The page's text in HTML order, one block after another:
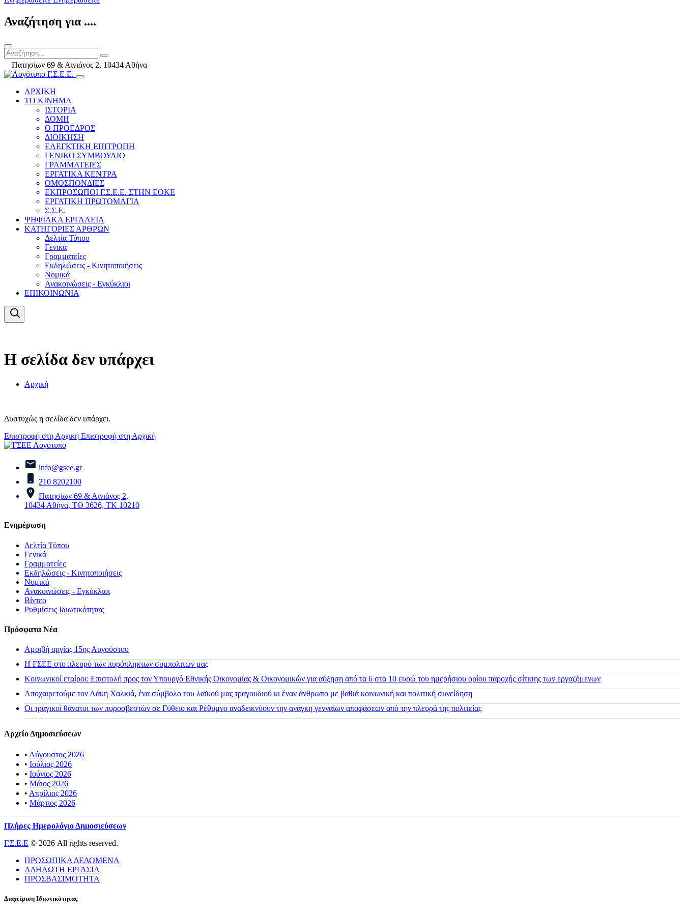
Αναζήτηση για ....
Πατησίων 69 & Αινιάνος 2, 10434 Αθήνα
ΑΡΧΙΚΗ
ΤΟ ΚΙΝΗΜΑ
ΙΣΤΟΡΙΑ
ΔΟΜΗ
Ο ΠΡΟΕΔΡΟΣ
ΔΙΟΙΚΗΣΗ
ΕΛΕΓΚΤΙΚΗ ΕΠΙΤΡΟΠΗ
ΓΕΝΙΚΟ ΣΥΜΒΟΥΛΙΟ
ΓΡΑΜΜΑΤΕΙΕΣ
ΕΡΓΑΤΙΚΑ ΚΕΝΤΡΑ
ΟΜΟΣΠΟΝΔΙΕΣ
ΕΚΠΡΟΣΩΠΟΙ Γ.Σ.Ε.Ε. ΣΤΗΝ ΕΟΚΕ
ΕΡΓΑΤΙΚΗ ΠΡΩΤΟΜΑΓΙΑ
Σ.Σ.Ε.
ΨΗΦΙΑΚΑ ΕΡΓΑΛΕΙΑ
ΚΑΤΗΓΟΡΙΕΣ ΑΡΘΡΩΝ
Δελτία Τύπου
Γενικά
Γραμματείες
Εκδηλώσεις - Κινητοποιήσεις
Νομικά
Ανακοινώσεις - Εγκύκλιοι
ΕΠΙΚΟΙΝΩΝΙΑ
Η σελίδα δεν υπάρχει
Αρχική
Δυστυχώς η σελίδα δεν υπάρχει.
Επιστροφή στη Αρχική Επιστροφή στη Αρχική
info@gsee.gr
210 8202100
Πατησίων 69 & Αινιάνος 2,
10434 Αθήνα, ΤΘ 3626, ΤΚ 10210
Ενημέρωση
Δελτία Τύπου
Γενικά
Γραμματείες
Εκδηλώσεις - Κινητοποιήσεις
Νομικά
Ανακοινώσεις - Εγκύκλιοι
Βίντεο
Ρυθμίσεις Ιδιωτικότητας
Πρόσφατα Νέα
Αμοιβή αργίας 15ης Αυγούστου
H ΓΣΕΕ στο πλευρό των πυρόπληκτων συμπολιτών μας
Κοινωνικοί εταίροι: Επιστολή προς τον Υπουργό Εθνικής Οικονομίας & Οικονομικών για αύξηση από τα 6 στα 10 ευρώ του ημερήσιου ορίου παροχής σίτισης των εργαζόμενων
Αποχαιρετούμε τον Λάκη Χαλκιά, ένα σύμβολο του λαϊκού μας τραγουδιού κι έναν άνθρωπο με βαθιά κοινωνική και πολιτική συνείδηση
Οι τραγικοί θάνατοι των πυροσβεστών σε Γύθειο και Ρέθυμνο αναδεικνύουν την ανάγκη γενναίων αποφάσεων από την πλευρά της πολιτείας
Αρχείο Δημοσιεύσεων
• Αύγουστος 2026
• Ιούλιος 2026
• Ιούνιος 2026
• Μάιος 2026
• Απρίλιος 2026
• Μάρτιος 2026
Πλήρες Ημερολόγιο Δημοσιεύσεων
Γ.Σ.Ε.Ε © 2026 All rights reserved.
ΠΡΟΣΩΠΙΚΑ ΔΕΔΟΜΕΝΑ
ΑΔΗΛΩΤΗ ΕΡΓΑΣΙΑ
ΠΡΟΣΒΑΣΙΜΟΤΗΤΑ
Διαχείριση Ιδιωτικότητας